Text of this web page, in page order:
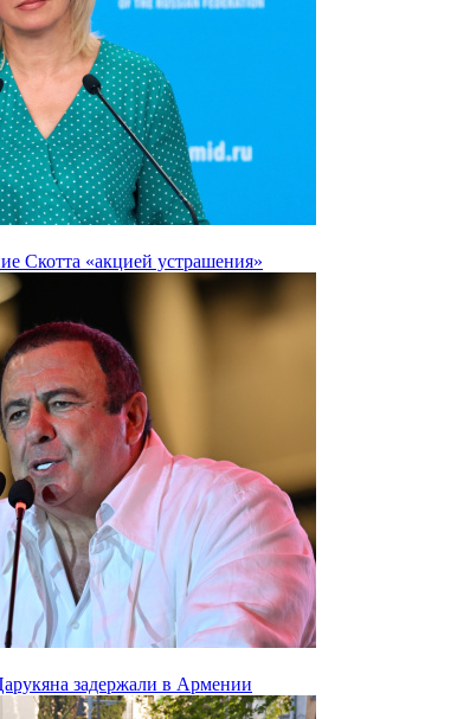
Скотта «акцией устрашения»
задержали в Армении